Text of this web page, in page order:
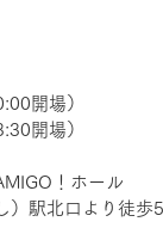
開場）
開場）
！ホール
）駅北口より徒歩